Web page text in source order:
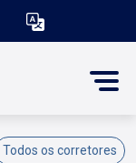
Todos os corretores